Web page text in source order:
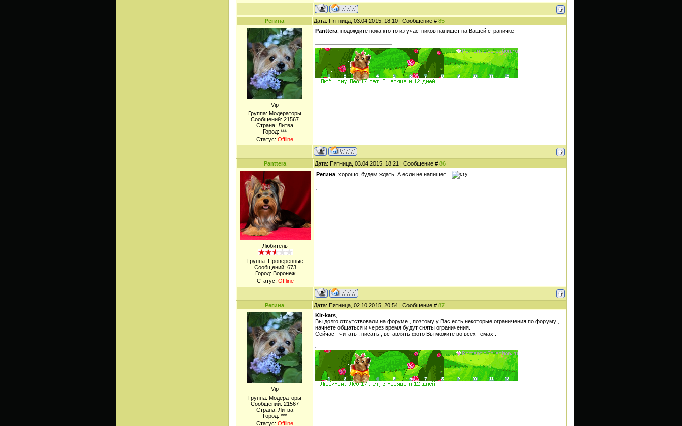
Регина Дата: Пятница, 03.04.2015, 18:10 | Сообщение # 85
Viр
Группа: Модераторы
Сообщений: 21567
Страна: Литва
Город: ***
Статус: Offline
Panttera , подождите пока кто то из участников напишет на Вашей страничке
Panttera Дата: Пятница, 03.04.2015, 18:21 | Сообщение # 86
Любитель
Группа: Проверенные
Сообщений: 673
Город: Воронеж
Статус: Offline
Регина , хорошо, будем ждать. А если не напишет...
Регина Дата: Пятница, 02.10.2015, 20:54 | Сообщение # 87
Viр
Группа: Модераторы
Сообщений: 21567
Страна: Литва
Город: ***
Статус: Offline
Kit-kats
Вы долго отсутствовали на форуме , поэтому у Вас есть некоторые ограничения по форуму ,
начнете общаться и через время будут сняты ограничения.
Сейчас - читать , писать , вставлять фото Вы можите во всех темах .